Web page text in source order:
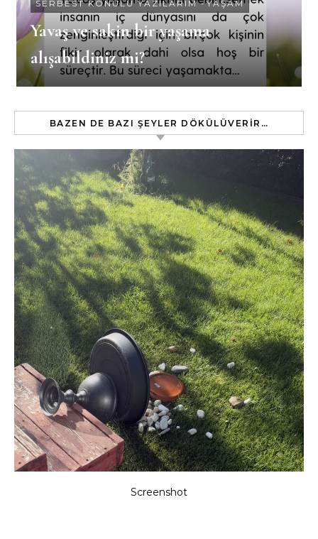
SERBEST KONULU YAZILARIM-YAŞAM
Yavaş ve sakin bir yaşama
alışabildiniz mi?
BAZEN DE BAZI ŞEYLER DÖKÜLÜVERIR…
Screenshot